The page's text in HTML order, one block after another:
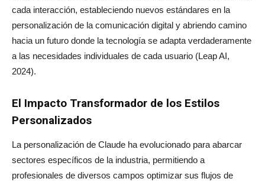
cada interacción, estableciendo nuevos estándares en la
personalización de la comunicación digital y abriendo camino
hacia un futuro donde la tecnología se adapta verdaderamente
a las necesidades individuales de cada usuario (Leap AI,
2024).
El Impacto Transformador de los Estilos
Personalizados
La personalización de Claude ha evolucionado para abarcar
sectores específicos de la industria, permitiendo a
profesionales de diversos campos optimizar sus flujos de